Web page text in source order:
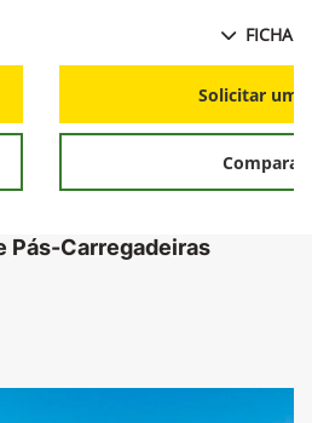
FICHA
Solicitar
Comparar
Pás-Carregadeiras